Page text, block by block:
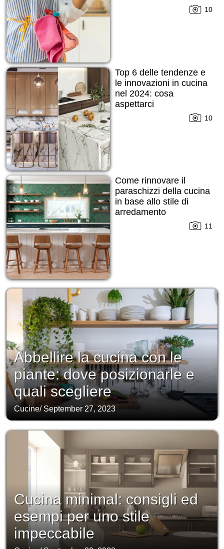
10
Top 6 delle tendenze e
le innovazioni in cucina
nel 2024: cosa
aspettarci
10
Come rinnovare il
paraschizzi della cucina
in base allo stile di
arredamento
11
Abbellire la cucina con le
piante: dove posizionarle e
quali scegliere
Cucine/September 27, 2023
Cucina minimal: consigli ed
esempi per uno stile
impeccabile